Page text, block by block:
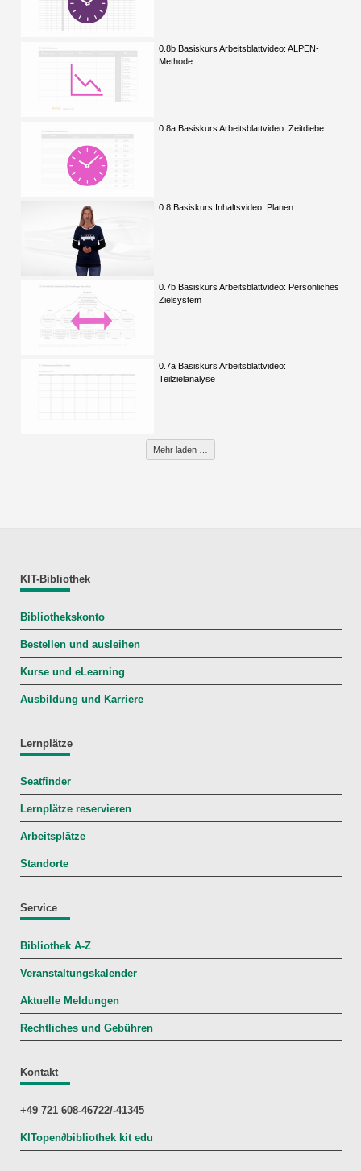
0.8b Basiskurs Arbeitsblattvideo: ALPEN-
Methode
0.8a Basiskurs Arbeitsblattvideo: Zeitdiebe
0.8 Basiskurs Inhaltsvideo: Planen
0.7b Basiskurs Arbeitsblattvideo: Persönliches
Zielsystem
0.7a Basiskurs Arbeitsblattvideo:
Teilzielanalyse
Mehr laden …
KIT-Bibliothek
Bibliothekskonto
Bestellen und ausleihen
Kurse und eLearning
Ausbildung und Karriere
Lernplätze
Seatfinder
Lernplätze reservieren
Arbeitsplätze
Standorte
Service
Bibliothek A-Z
Veranstaltungskalender
Aktuelle Meldungen
Rechtliches und Gebühren
Kontakt
+49 721 608-46722/-41345
KITopen∂bibliothek kit edu